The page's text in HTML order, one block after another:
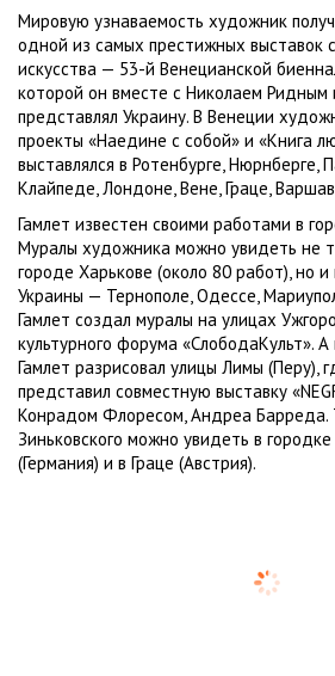
Мировую узнаваемость художник
одной из самых престижных выставок
искусства — 53-й Венецианской
которой он вместе с Николаем
представлял Украину. В Венеции
проекты «Наедине с собой» и «Книга
выставлялся в Ротенбурге, Нюрнберге,
Клайпеде, Лондоне, Вене, Граце,
Гамлет известен своими работами в
Муралы художника можно увидеть не
городе Харькове (около 80 работ), но и
Украины — Тернополе, Одессе,
Гамлет создал муралы на улицах
культурного форума «СлободаКульт».
Гамлет разрисовал улицы Лимы (Перу),
представил совместную выставку
Конрадом Флоресом, Андреа Барреда.
Зиньковского можно увидеть в
(Германия) и в Граце (Австрия).